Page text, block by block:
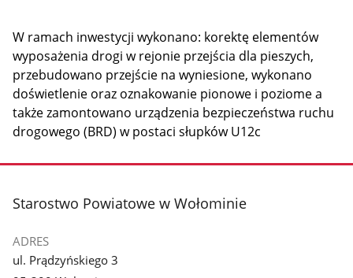
W ramach inwestycji wykonano: korektę elementów
wyposażenia drogi w rejonie przejścia dla pieszych,
przebudowano przejście na wyniesione, wykonano
doświetlenie oraz oznakowanie pionowe i poziome a
także zamontowano urządzenia bezpieczeństwa ruchu
drogowego (BRD) w postaci słupków U12c
stopka
Starostwo Powiatowe w Wołominie
ADRES
ul. Prądzyńskiego 3